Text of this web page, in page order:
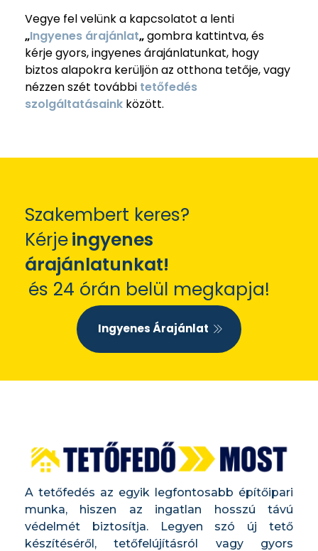
Vegye fel velünk a kapcsolatot a lenti
„Ingyenes árajánlat„gombra kattintva, és
kérje gyors, ingyenes árajánlatunkat, hogy
biztos alapokra kerüljön az otthona tetője, vagy
nézzen szét további tetőfedés
szolgáltatásaink között.
Szakembert keres?
Kérjeingyenes
árajánlatunkat!
és 24 órán belül megkapja!
Ingyenes Árajánlat
A tetőfedés az egyik legfontosabb építőipari
munka, hiszen az ingatlan hosszú távú
védelmét biztosítja. Legyen szó új tető
készítéséről, tetőfelújításról vagy gyors